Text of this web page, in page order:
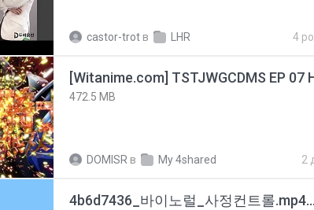
castor-trot в LHR 4
472.5 MB
DOMISR в My 4shared 2
4b6d7436_